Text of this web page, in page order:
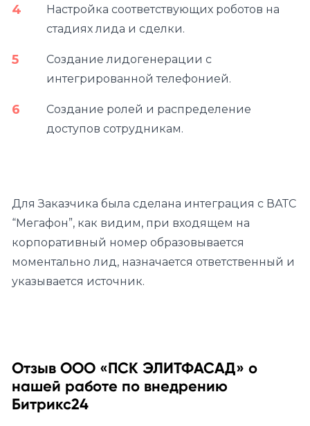
Настройка соответствующих роботов на
стадиях лида и сделки.
Создание лидогенерации с
интегрированной телефонией.
Создание ролей и распределение
доступов сотрудникам.
Для Заказчика была сделана интеграция с ВАТС
“Мегафон”, как видим, при входящем на
корпоративный номер образовывается
моментально лид, назначается ответственный и
указывается источник.
Отзыв ООО «ПСК ЭЛИТФАСАД» о
нашей работе по внедрению
Битрикс24